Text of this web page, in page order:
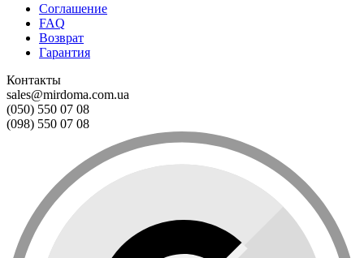
Соглашение
FAQ
Возврат
Гарантия
Контакты
sales@mirdoma.com.ua
(050) 550 07 08
(098) 550 07 08